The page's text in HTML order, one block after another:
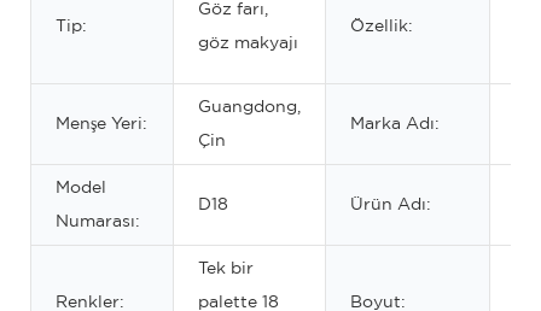
Tip:
Göz farı,
göz makyajı
Özellik:
Menşe Yeri:
Guangdong,
Çin
Marka Adı:
Model
Numarası:
D18 Ürün Adı:
Renkler:
Tek bir
palette 18 Boyut: